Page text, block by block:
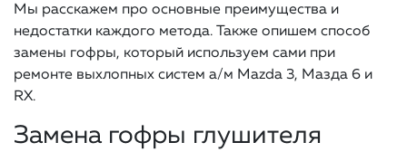
Мы расскажем про основные преимущества и
недостатки каждого метода. Также опишем способ
замены гофры, который используем сами при
ремонте выхлопных систем а/м Mazda 3, Мазда 6 и
RX.
Замена гофры глушителя